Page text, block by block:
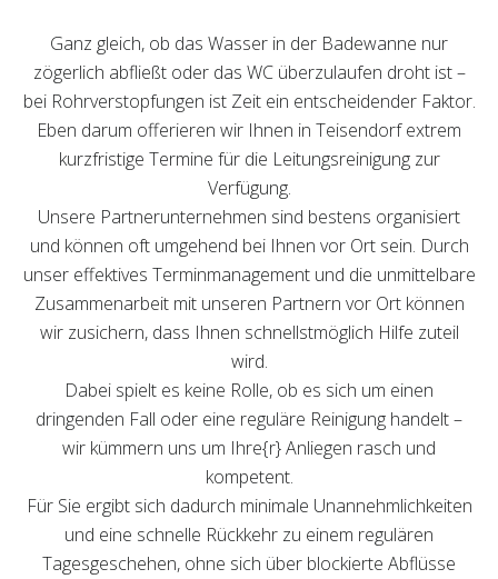
Ganz gleich, ob das Wasser in der Badewanne nur
zögerlich abfließt oder das WC überzulaufen droht ist –
bei Rohrverstopfungen ist Zeit ein entscheidender Faktor.
Eben darum offerieren wir Ihnen in Teisendorf extrem
kurzfristige Termine für die Leitungsreinigung zur
Verfügung.
Unsere Partnerunternehmen sind bestens organisiert
und können oft umgehend bei Ihnen vor Ort sein. Durch
unser effektives Terminmanagement und die unmittelbare
Zusammenarbeit mit unseren Partnern vor Ort können
wir zusichern, dass Ihnen schnellstmöglich Hilfe zuteil
wird.
Dabei spielt es keine Rolle, ob es sich um einen
dringenden Fall oder eine reguläre Reinigung handelt –
wir kümmern uns um Ihre{r} Anliegen rasch und
kompetent.
Für Sie ergibt sich dadurch minimale Unannehmlichkeiten
und eine schnelle Rückkehr zu einem regulären
Tagesgeschehen, ohne sich über blockierte Abflüsse